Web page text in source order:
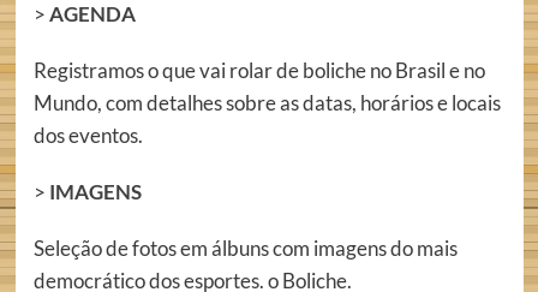
>AGENDA
Registramos o que vai rolar de boliche no Brasil e no
Mundo, com detalhes sobre as datas, horários e locais
dos eventos.
> IMAGENS
Seleção de fotos em álbuns com imagens do mais
democrático dos esportes. o Boliche.